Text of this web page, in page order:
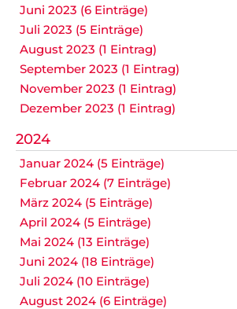
Juni 2023 (6 Einträge)
Juli 2023 (5 Einträge)
August 2023 (1 Eintrag)
September 2023 (1 Eintrag)
November 2023 (1 Eintrag)
Dezember 2023 (1 Eintrag)
2024
Januar 2024 (5 Einträge)
Februar 2024 (7 Einträge)
März 2024 (5 Einträge)
April 2024 (5 Einträge)
Mai 2024 (13 Einträge)
Juni 2024 (18 Einträge)
Juli 2024 (10 Einträge)
August 2024 (6 Einträge)